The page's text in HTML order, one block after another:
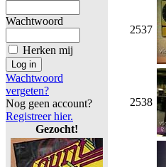
Wachtwoord
Herken mij
Wachtwoord
vergeten?
Nog geen account?
Registreer hier.
Gezocht!
2537
2538